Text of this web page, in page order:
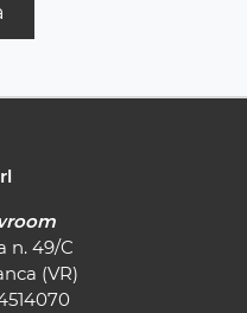
n. 49/C
(VR)